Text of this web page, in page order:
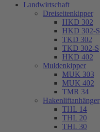
Landwirtschaft
Dreiseitenkipper
HKD 302
HKD 302-S
TKD 302
TKD 302-S
HKD 402
Muldenkipper
MUK 303
MUK 402
TMR 34
Hakenliftanhänger
THL 14
THL 20
THL 30